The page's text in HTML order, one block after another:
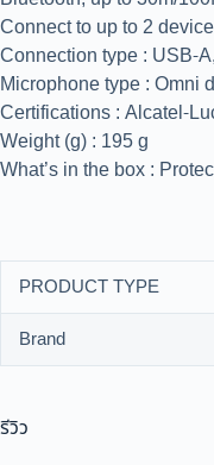
Connect to up to 2
Connection type : USB-
Microphone type : Omni
Certifications : Alcatel-
Weight (g) : 195 g
What’s in the box :
PRODUCT TYPE
Brand
รีวิว